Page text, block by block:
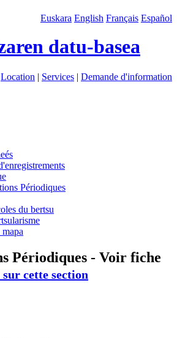
Euskara English Français Español
datu-basea
Location | Services | Demande d'information
Périodiques
du bertsu
Périodiques - Voir fiche
cette section